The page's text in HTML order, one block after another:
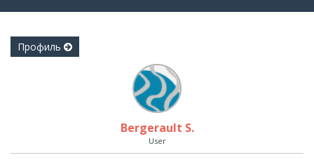
Профиль
Bergerault S.
User